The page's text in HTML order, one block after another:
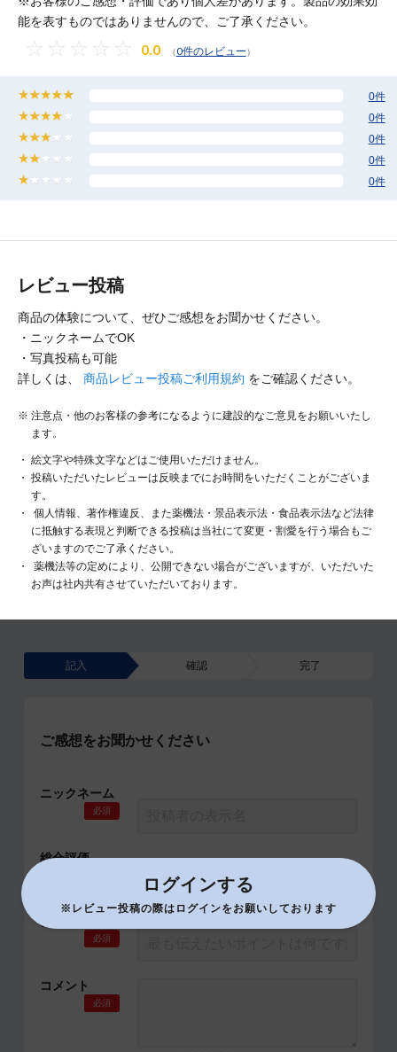
能を表すものではありませんので、ご了承ください。
0.0 （0件のレビュー）
0件
0件
0件
0件
0件
レビュー投稿
商品の体験について、ぜひご感想をお聞かせください。
・ニックネームでOK
・写真投稿も可能
詳しくは、 商品レビュー投稿ご利用規約 をご確認ください。
注意点・他のお客様の参考になるように建設的なご意見をお願いいたし
ます。
絵文字や特殊文字などはご使用いただけません。
投稿いただいたレビューは反映までにお時間をいただくことがございま
す。
個人情報、著作権違反、また薬機法・景品表示法・食品表示法など法律
に抵触する表現と判断できる投稿は当社にて変更・割愛を行う場合もご
ざいますのでご了承ください。
薬機法等の定めにより、公開できない場合がございますが、いただいた
お声は社内共有させていただいております。
記入 確認 完了
ご感想をお聞かせください
ニックネーム
必須
総合評価
タイトル
必須
コメント
必須
ログインする
※レビュー投稿の際はログインをお願いしております